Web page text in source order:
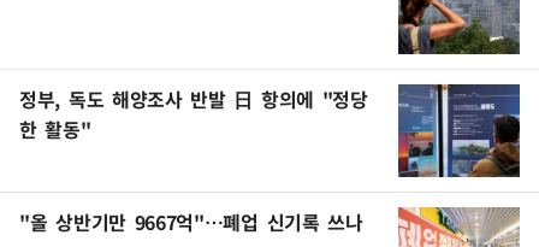
정부, 독도 해양조사 반발 日 항의에 "정당
한 활동"
"올 상반기만 9667억"…폐업 신기록 쓰나